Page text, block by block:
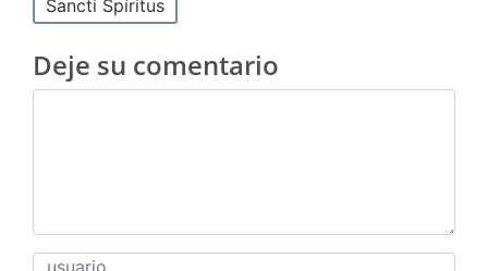
Sancti Spíritus
Deje su comentario